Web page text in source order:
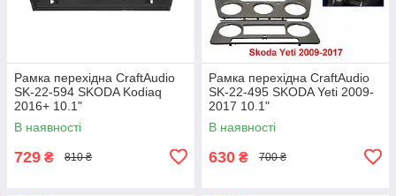
Рамка перехідна CraftAudio
SK-22-594 SKODA Kodiaq
2016+ 10.1"
В наявності
729 ₴ 810 ₴
Рамка перехідна CraftAudio
SK-22-495 SKODA Yeti 2009-
2017 10.1"
В наявності
630 ₴ 700 ₴